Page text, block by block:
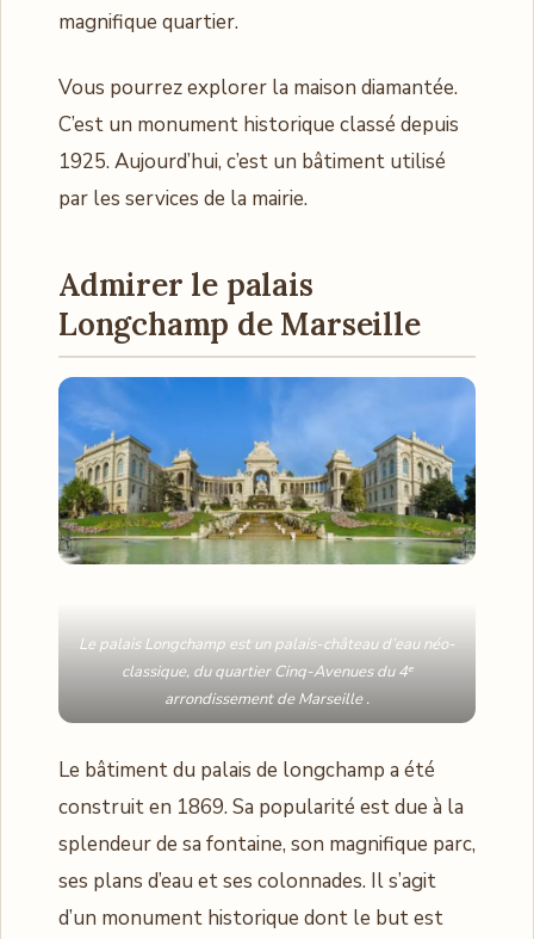
magnifique quartier.
Vous pourrez explorer la maison diamantée.
C’est un monument historique classé depuis
1925. Aujourd’hui, c’est un bâtiment utilisé
par les services de la mairie.
Admirer le palais
Longchamp de Marseille
Le palais Longchamp est un palais-château d’eau néo-
classique, du quartier Cinq-Avenues du 4ᵉ
arrondissement de Marseille .
Le bâtiment du palais de longchamp a été
construit en 1869. Sa popularité est due à la
splendeur de sa fontaine, son magnifique parc,
ses plans d’eau et ses colonnades. Il s’agit
d’un monument historique dont le but est